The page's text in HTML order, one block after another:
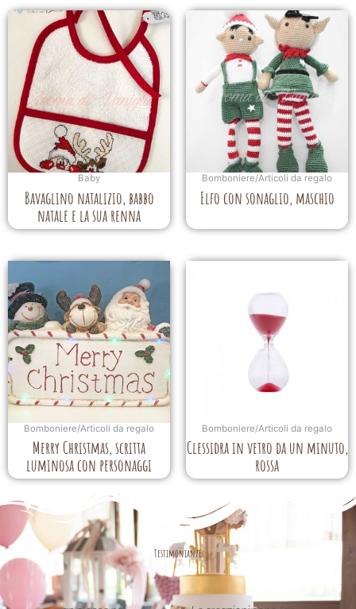
Baby
Bavaglino natalizio, babbo
natale e la sua renna
Bomboniere/Articoli da regalo
Elfo con sonaglio, maschio
Bomboniere/Articoli da regalo
Merry Christmas, scritta
luminosa con personaggi
Bomboniere/Articoli da regalo
Clessidra in vetro da un minuto,
rossa
Testimonianze